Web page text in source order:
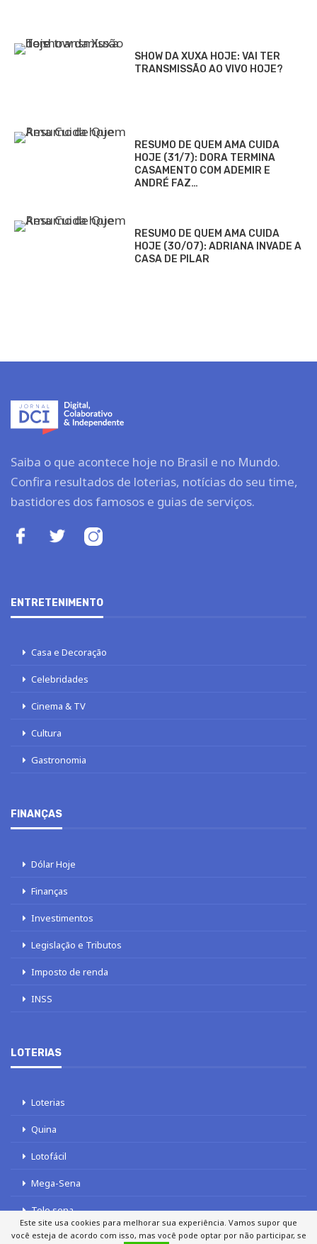
SHOW DA XUXA HOJE: VAI TER
TRANSMISSÃO AO VIVO HOJE?
RESUMO DE QUEM AMA CUIDA
HOJE (31/7): DORA TERMINA
CASAMENTO COM ADEMIR E
ANDRÉ FAZ…
RESUMO DE QUEM AMA CUIDA
HOJE (30/07): ADRIANA INVADE A
CASA DE PILAR
Saiba o que acontece hoje no Brasil e no Mundo.
Confira resultados de loterias, notícias do seu time,
bastidores dos famosos e guias de serviços.
ENTRETENIMENTO
Casa e Decoração
Celebridades
Cinema & TV
Cultura
Gastronomia
FINANÇAS
Dólar Hoje
Finanças
Investimentos
Legislação e Tributos
Imposto de renda
INSS
LOTERIAS
Loterias
Quina
Lotofácil
Mega-Sena
Tele sena
Este site usa cookies para melhorar sua experiência. Vamos supor que
você esteja de acordo com isso, mas você pode optar por não participar, se